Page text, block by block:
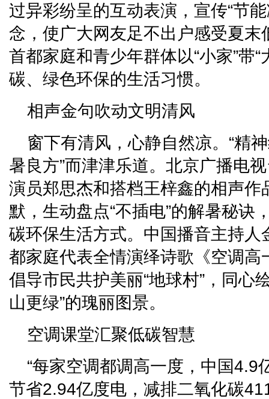
过异彩纷呈的互动表演，宣传“节
念，使广大网友足不出户感受夏末
首都家庭和青少年群体以“小家”带
碳、绿色环保的生活习惯。
相声金句吹动文明清风
窗下有清风，心静自然凉。“精
暑良方”而津津乐道。北京广播电
演员郑思杰和搭档王梓鑫的相声作
默，生动盘点“不插电”的解暑秘诀
碳环保生活方式。中国播音主持人
都家庭代表全情演绎诗歌《空调高
倡导市民共护美丽“地球村”，同心
山更绿”的瑰丽图景。
空调课堂汇聚低碳智慧
“每家空调都调高一度，中国4.9
节省2.94亿度电，减排二氧化碳